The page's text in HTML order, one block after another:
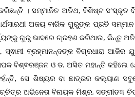
କରିଛନ୍ତି । ସମ୍ମାନିତ ଅତିଥ, ବିଶିଷ୍ଟ
ଅଜୟ ବାରିକ ଗୁରୁଙ୍କ ପ୍ରତି
ଗୁରୁ ଭାବରେ ଗ୍ରହଣ କରିଥାଉ, କିନ୍ତୁ
ସ୍ଵାମୀ ବ୍ରହ୍ମାନନ୍ଦଙ୍କ ବିଗ୍‌ରଧାରା
ବିଶ୍ଵରଞ୍ଜନ ଓ ଡ. ଅସିତ ମହାନ୍ତି
ସେ ଶିଷ୍ୟର ବା ଛାତ୍ରର କଲ୍ୟାଣ
ଅଭିନେତା ବିନାୟକ ମିଶ୍ର, ସଙ୍ଗୀତଜ୍ଞ